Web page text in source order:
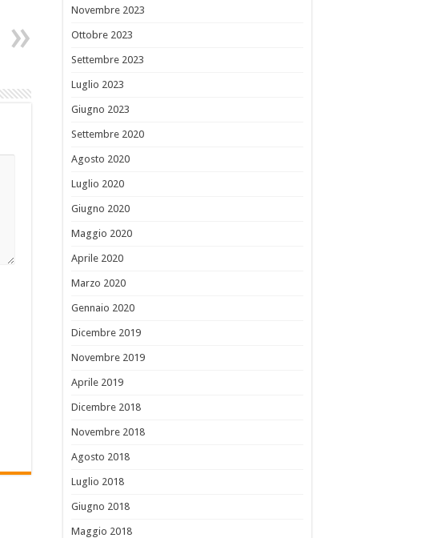
Novembre 2023
Ottobre 2023
Settembre 2023
Luglio 2023
Giugno 2023
Settembre 2020
Agosto 2020
Luglio 2020
Giugno 2020
Maggio 2020
Aprile 2020
Marzo 2020
Gennaio 2020
Dicembre 2019
Novembre 2019
Aprile 2019
Dicembre 2018
Novembre 2018
Agosto 2018
Luglio 2018
Giugno 2018
Maggio 2018